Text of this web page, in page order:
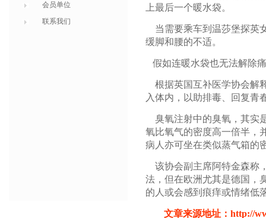
会员单位
联系我们
上最后一个暖水袋。
当需要乘车到温莎堡探英
缓脚和腰的不适。
假如连暖水袋也无法解除
根据英国互补医学协会解
入体内，以助排毒、回复青
臭氧注射中的臭氧，其实
氧比氧气的密度高一倍半，
病人亦可坐在类似蒸气箱的
该协会副主席阿特金森称
法，但在欧洲尤其是德国，
的人或会感到痕痒或情绪低
文章来源地址： http://